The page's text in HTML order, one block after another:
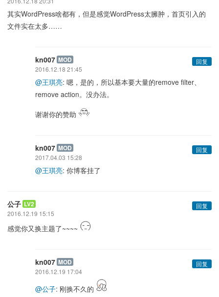
其实WordPress啥都有，但是感觉WordPress太臃肿，首页引入的
文件实在太多……
kn007 MOD
回复
2016.12.18 21:45
@王琪亮: 嗯，是的，所以基本要大量的remove filter、
remove action。没办法。
谢谢你的赞助
kn007 MOD
回复
2017.04.03 15:28
@王琪亮: 你博客挂了
公子 LV2
回复
2016.12.19 15:15
感觉你又换主题了~~~~
kn007 MOD
回复
2016.12.19 17:04
@公子: 刚换不久的